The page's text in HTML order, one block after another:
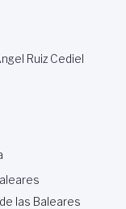
Ruiz Cediel
las Baleares